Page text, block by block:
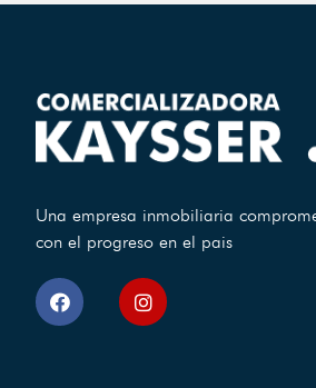
Una empresa inmobiliaria
con el progreso en el pais